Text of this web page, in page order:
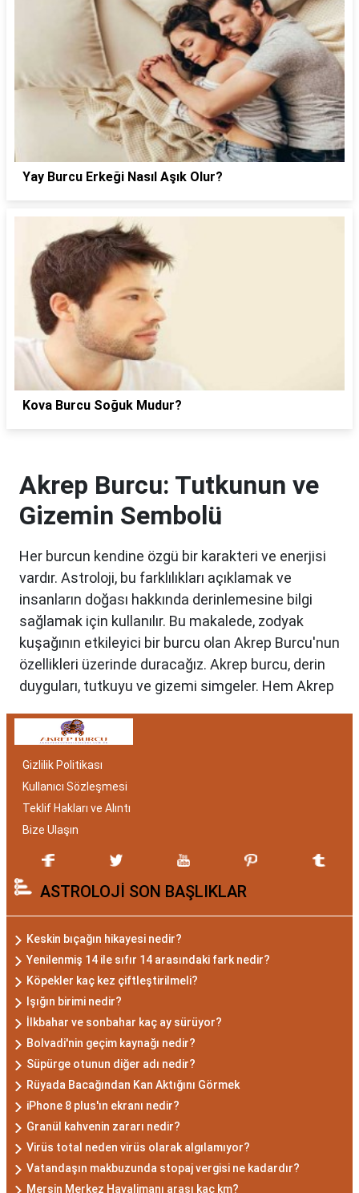
Yay Burcu Erkeği Nasıl Aşık Olur?
Kova Burcu Soğuk Mudur?
Akrep Burcu: Tutkunun ve
Gizemin Sembolü
Her burcun kendine özgü bir karakteri ve enerjisi
vardır. Astroloji, bu farklılıkları açıklamak ve
insanların doğası hakkında derinlemesine bilgi
sağlamak için kullanılır. Bu makalede, zodyak
kuşağının etkileyici bir burcu olan Akrep Burcu'nun
özellikleri üzerinde duracağız. Akrep burcu, derin
duyguları, tutkuyu ve gizemi simgeler. Hem Akrep
bakımından benzersizdir. Ayrıca, hangi aylar
belirlemede etkilidir.
Akrep Burcu Özellikleri:
Gizemli ve Kararlı
Akrep burcu, astrolojide 23 Ekim ile 21 Kasım
tarihleri arasında doğanları ifade eder. Bu
dönemde doğan bireyler genellikle gizemli ve derin
düşünce yapısına sahiptir. Akrep burcunun temel
özellikleri arasında kararlılık, cesaret ve tutku
bulunur. Akrepler, hedeflerine ulaşmak için
kararlılıkla çalışan bireylerdir. Aynı zamanda,
zekalarını ve keskin gözlem yeteneklerini
kullanarak çözüm odaklıdırlar.
Akrep Burcu Erkeği
Özellikleri: Güçlü ve
Karizmatik
Akrep burcu erkeği, genellikle güçlü bir karaktere
Gizlilik Politikası
Kullanıcı Sözleşmesi
Teklif Hakları ve Alıntı
Bize Ulaşın
ASTROLOJİ SON BAŞLIKLAR
Keskin bıçağın hikayesi nedir?
Yenilenmiş 14 ile sıfır 14 arasındaki fark nedir?
Köpekler kaç kez çiftleştirilmeli?
Işığın birimi nedir?
İlkbahar ve sonbahar kaç ay sürüyor?
Bolvadi'nin geçim kaynağı nedir?
Süpürge otunun diğer adı nedir?
Rüyada Bacağından Kan Aktığını Görmek
iPhone 8 plus'ın ekranı nedir?
Granül kahvenin zararı nedir?
Virüs total neden virüs olarak algılamıyor?
Vatandaşın makbuzunda stopaj vergisi ne kadardır?
Mersin Merkez Havalimanı arası kaç km?